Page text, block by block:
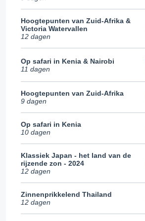
Hoogtepunten van Zuid-Afrika &
Victoria Watervallen
12 dagen
Op safari in Kenia & Nairobi
11 dagen
Hoogtepunten van Zuid-Afrika
9 dagen
Op safari in Kenia
10 dagen
Klassiek Japan - het land van de
rijzende zon - 2024
12 dagen
Zinnenprikkelend Thailand
12 dagen